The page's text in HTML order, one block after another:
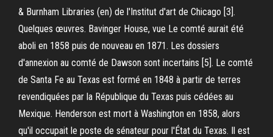
& Burnham Libraries (en) de l'Institut d'art de Chicago [3].
Quelques œuvres. Bavinger House, vue Le comté aurait été
aboli en 1858 puis de nouveau en 1871. Les dossiers
d'annexion au comté de Dawson sont incertains [5]. Le comté
de Santa Fe au Texas est formé en 1848 à partir de terres
revendiquées par la République du Texas puis cédées au
Mexique. Henderson est mort à Washington en 1858, alors
qu'il occupait le poste de sénateur pour l'État du Texas. Il est